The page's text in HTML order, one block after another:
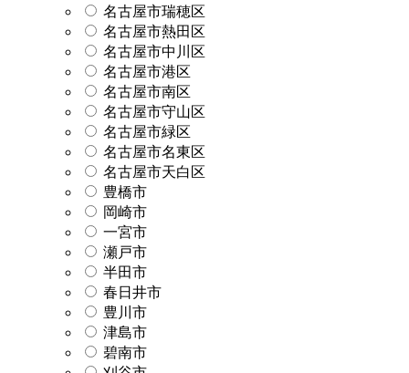
名古屋市瑞穂区
名古屋市熱田区
名古屋市中川区
名古屋市港区
名古屋市南区
名古屋市守山区
名古屋市緑区
名古屋市名東区
名古屋市天白区
豊橋市
岡崎市
一宮市
瀬戸市
半田市
春日井市
豊川市
津島市
碧南市